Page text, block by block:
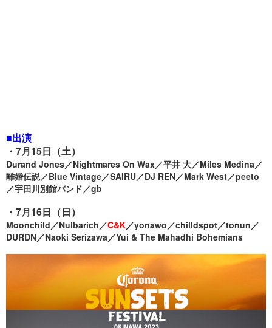
■出演
・7月15日（土）
Durand Jones／Nightmares On Wax／平井 大／Miles Medina／
離婚伝説／Blue Vintage／SAIRU／DJ REN／Mark West／peeto
／宇田川別館バンド／gb
・7月16日（日）
Moonchild／Nulbarich／C&K／yonawo／chilldspot／tonun／
DURDN／Naoki Serizawa／Yui & The Mahadhi Bohemians